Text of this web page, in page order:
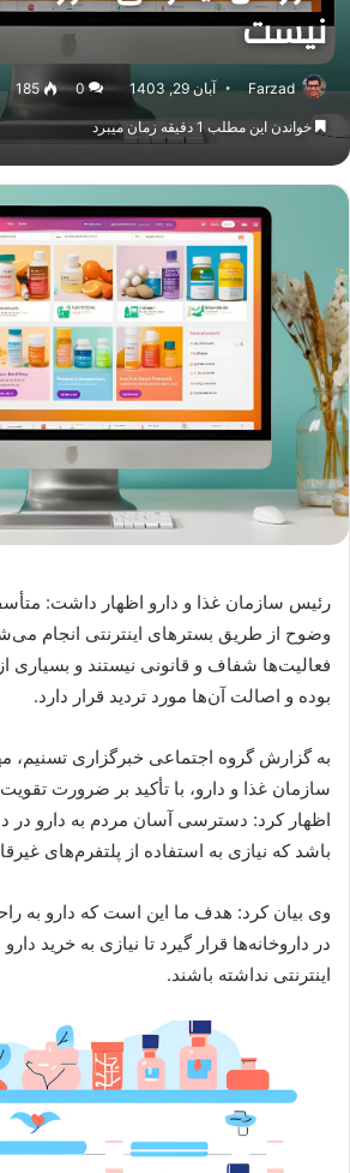
نیست
Farzad آبان 29, 1403 0
185
خواندن این مطلب 1 دقیقه زمان میبرد
رئیس سازمان غذا و دارو اظهار داشت:
وضوح از طریق بسترهای اینترنتی انجام
فعالیت‌ها شفاف و قانونی نیستند و بسیاری
بوده و اصالت آن‌ها مورد تردید قرار دارد.
به گزارش گروه اجتماعی خبرگزاری تسنیم،
سازمان غذا و دارو، با تأکید بر ضرورت
اظهار کرد: دسترسی آسان مردم به دارو در
باشد که نیازی به استفاده از پلتفرم‌های
وی بیان کرد: هدف ما این است که دارو به
در داروخانه‌ها قرار گیرد تا نیازی به خرید
اینترنتی نداشته باشند.